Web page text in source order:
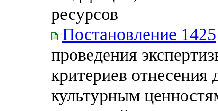
ресурсов
Постановление 1425
проведения
критериев
культурным